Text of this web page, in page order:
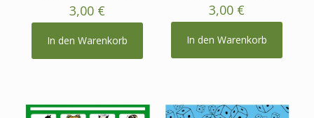
3,00 €
In den Warenkorb
3,00 €
In den Warenkorb